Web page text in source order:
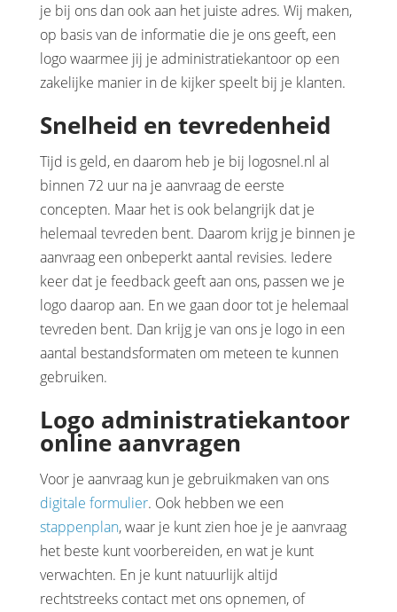
je bij ons dan ook aan het juiste adres. Wij maken,
op basis van de informatie die je ons geeft, een
logo waarmee jij je administratiekantoor op een
zakelijke manier in de kijker speelt bij je klanten.
Snelheid en tevredenheid
Tijd is geld, en daarom heb je bij logosnel.nl al
binnen 72 uur na je aanvraag de eerste
concepten. Maar het is ook belangrijk dat je
helemaal tevreden bent. Daarom krijg je binnen je
aanvraag een onbeperkt aantal revisies. Iedere
keer dat je feedback geeft aan ons, passen we je
logo daarop aan. En we gaan door tot je helemaal
tevreden bent. Dan krijg je van ons je logo in een
aantal bestandsformaten om meteen te kunnen
gebruiken.
Logo administratiekantoor
online aanvragen
Voor je aanvraag kun je gebruikmaken van ons
digitale formulier. Ook hebben we een
stappenplan, waar je kunt zien hoe je je aanvraag
het beste kunt voorbereiden, en wat je kunt
verwachten. En je kunt natuurlijk altijd
rechtstreeks contact met ons opnemen, of